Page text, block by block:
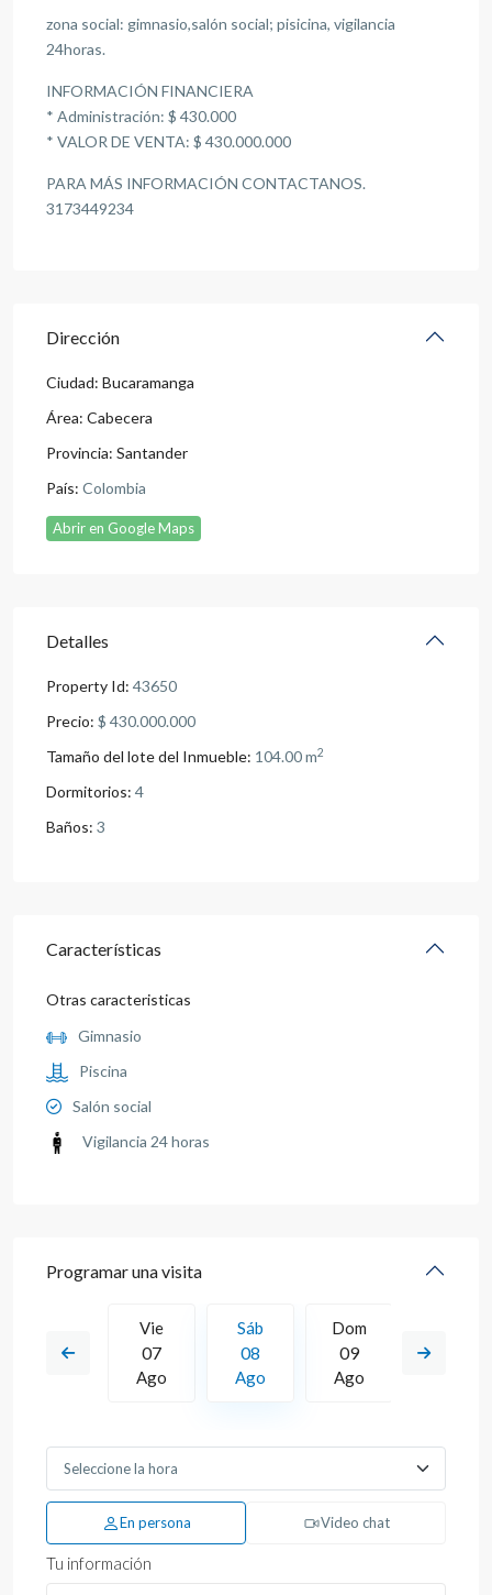
zona social: gimnasio,salón social; pisicina, vigilancia
24horas.
INFORMACIÓN FINANCIERA
* Administración: $ 430.000
* VALOR DE VENTA: $ 430.000.000
PARA MÁS INFORMACIÓN CONTACTANOS.
3173449234
Dirección
Ciudad: Bucaramanga
Área: Cabecera
Provincia: Santander
País: Colombia
Abrir en Google Maps
Detalles
Property Id: 43650
Precio: $ 430.000.000
Tamaño del lote del Inmueble: 104.00 m2
Dormitorios: 4
Baños: 3
Características
Otras caracteristicas
Gimnasio
Piscina
Salón social
Vigilancia 24 horas
Programar una visita
16
Vie
07
Ago
Sáb
08
Ago
Dom
09
Ago
En persona Video chat
Tu información